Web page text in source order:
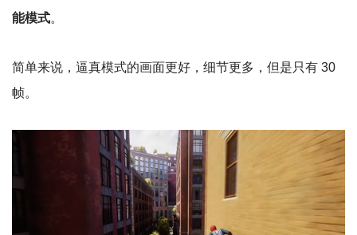
能模式。
简单来说，逼真模式的画面更好，细节更多，但是只有 30
帧。